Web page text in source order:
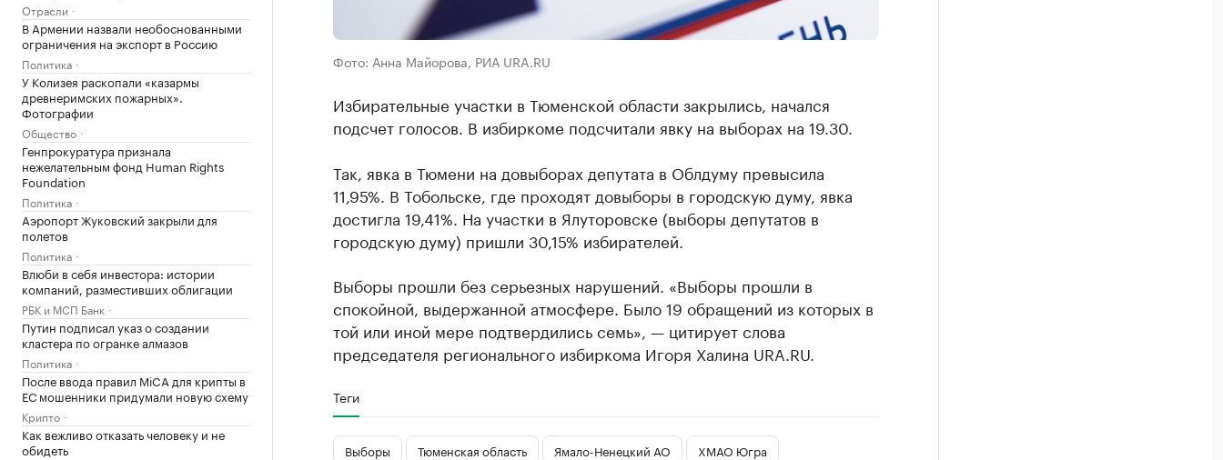
Отрасли
В Армении назвали необоснованными
ограничения на экспорт в Россию
Политика
У Колизея раскопали «казармы
древнеримских пожарных».
Фотографии
Общество
Генпрокуратура признала
нежелательным фонд Human Rights
Foundation
Политика
Аэропорт Жуковский закрыли для
полетов
Политика
Влюби в себя инвестора: истории
компаний, разместивших облигации
РБК и МСП Банк
Путин подписал указ о создании
кластера по огранке алмазов
Политика
После ввода правил MiCA для крипты в
ЕС мошенники придумали новую схему
Крипто
Как вежливо отказать человеку и не
обидеть
Фото: Анна Майорова, РИА URA.RU
Избирательные участки в Тюменской области закрылись, начался
подсчет голосов. В избиркоме подсчитали явку на выборах на 19.30.
Так, явка в Тюмени на довыборах депутата в Облдуму превысила
11,95%. В Тобольске, где проходят довыборы в городскую думу, явка
достигла 19,41%. На участки в Ялуторовске (выборы депутатов в
городскую думу) пришли 30,15% избирателей.
Выборы прошли без серьезных нарушений. «Выборы прошли в
спокойной, выдержанной атмосфере. Было 19 обращений из которых в
той или иной мере подтвердились семь», — цитирует слова
председателя регионального избиркома Игоря Халина URA.RU.
Теги
Выборы Тюменская область Ямало-Ненецкий АО ХМАО Югра